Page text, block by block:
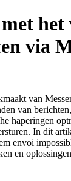
het
via
van
van
haperingen
In dit
envoi
en